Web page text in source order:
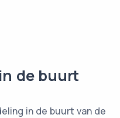
de buurt
in de buurt van de